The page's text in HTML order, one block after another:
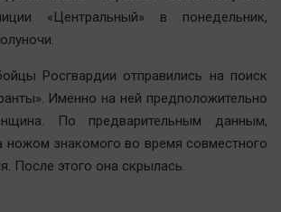
«Центральный» в понедельник,
Росгвардии отправились на поиск
Именно на ней предположительно
По предварительным данным,
знакомого во время совместного
После этого она скрылась.